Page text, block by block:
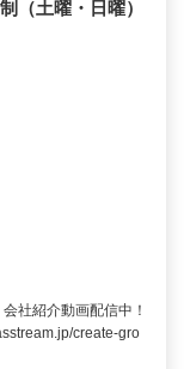
（土曜・日曜）
社紹介動画配信中！
create-gro